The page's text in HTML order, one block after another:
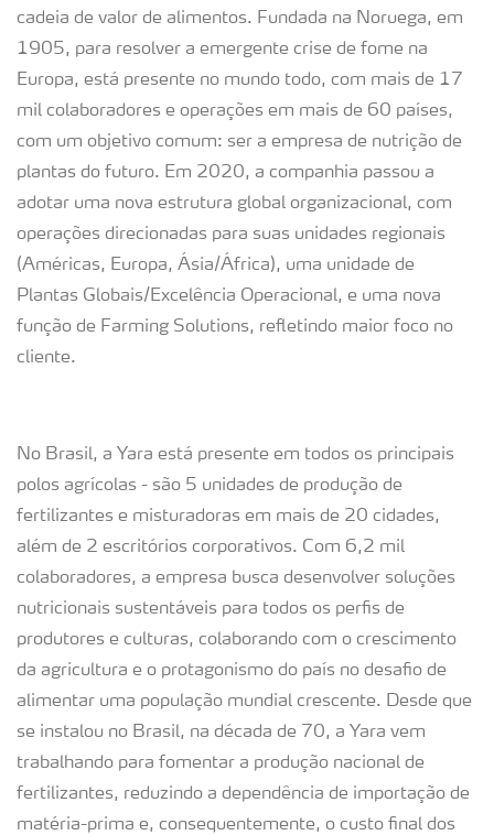
cadeia de valor de alimentos. Fundada na Noruega, em
1905, para resolver a emergente crise de fome na
Europa, está presente no mundo todo, com mais de 17
mil colaboradores e operações em mais de 60 países,
com um objetivo comum: ser a empresa de nutrição de
plantas do futuro. Em 2020, a companhia passou a
adotar uma nova estrutura global organizacional, com
operações direcionadas para suas unidades regionais
(Américas, Europa, Ásia/África), uma unidade de
Plantas Globais/Excelência Operacional, e uma nova
função de Farming Solutions, refletindo maior foco no
cliente.
No Brasil, a Yara está presente em todos os principais
polos agrícolas - são 5 unidades de produção de
fertilizantes e misturadoras em mais de 20 cidades,
além de 2 escritórios corporativos. Com 6,2 mil
colaboradores, a empresa busca desenvolver soluções
nutricionais sustentáveis para todos os perfis de
produtores e culturas, colaborando com o crescimento
da agricultura e o protagonismo do país no desafio de
alimentar uma população mundial crescente. Desde que
se instalou no Brasil, na década de 70, a Yara vem
trabalhando para fomentar a produção nacional de
fertilizantes, reduzindo a dependência de importação de
matéria-prima e, consequentemente, o custo final dos